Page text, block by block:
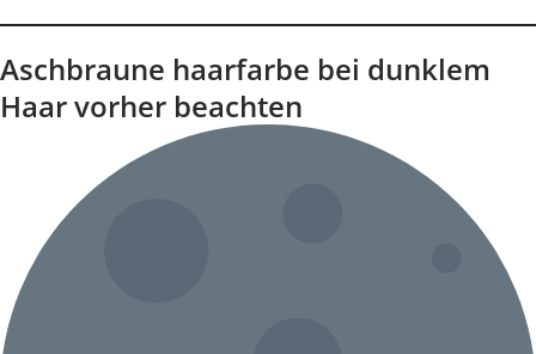
Aschbraune haarfarbe bei dunklem
Haar vorher beachten